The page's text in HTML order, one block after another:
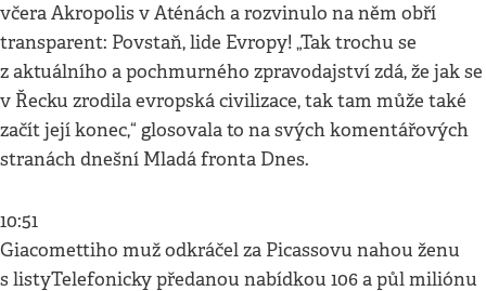
včera Akropolis v Aténách a rozvinulo na něm obří
transparent: Povstaň, lide Evropy! „Tak trochu se
z aktuálního a pochmurného zpravodajství zdá, že jak se
v Řecku zrodila evropská civilizace, tak tam může také
začít její konec,“ glosovala to na svých komentářových
stranách dnešní Mladá fronta Dnes.
10:51
Giacomettiho muž odkráčel za Picassovu nahou ženu
s listyTelefonicky předanou nabídkou 106 a půl miliónu